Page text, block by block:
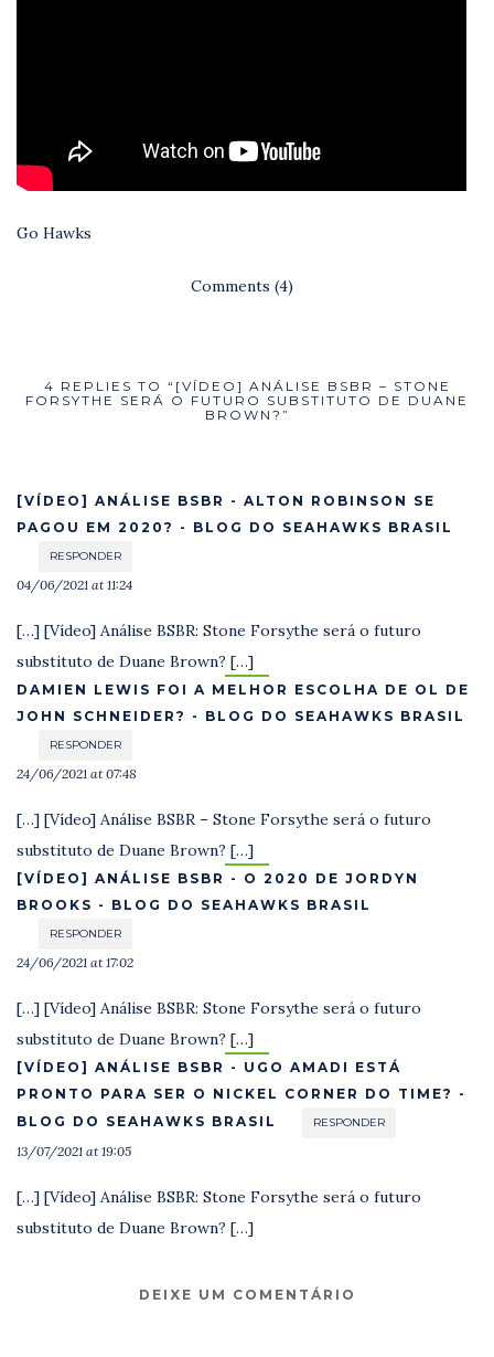
Go Hawks
Comments (4)
4 REPLIES TO “[VÍDEO] ANÁLISE BSBR – STONE
FORSYTHE SERÁ O FUTURO SUBSTITUTO DE DUANE
BROWN?”
[VÍDEO] ANÁLISE BSBR - ALTON ROBINSON SE
PAGOU EM 2020? - BLOG DO SEAHAWKS BRASIL
RESPONDER
04/06/2021 at 11:24
[…] [Vídeo] Análise BSBR: Stone Forsythe será o futuro
substituto de Duane Brown? […]
DAMIEN LEWIS FOI A MELHOR ESCOLHA DE OL DE
JOHN SCHNEIDER? - BLOG DO SEAHAWKS BRASIL
RESPONDER
24/06/2021 at 07:48
[…] [Vídeo] Análise BSBR – Stone Forsythe será o futuro
substituto de Duane Brown? […]
[VÍDEO] ANÁLISE BSBR - O 2020 DE JORDYN
BROOKS - BLOG DO SEAHAWKS BRASIL
RESPONDER
24/06/2021 at 17:02
[…] [Vídeo] Análise BSBR: Stone Forsythe será o futuro
substituto de Duane Brown? […]
[VÍDEO] ANÁLISE BSBR - UGO AMADI ESTÁ
PRONTO PARA SER O NICKEL CORNER DO TIME? -
BLOG DO SEAHAWKS BRASIL
RESPONDER
13/07/2021 at 19:05
[…] [Vídeo] Análise BSBR: Stone Forsythe será o futuro
substituto de Duane Brown? […]
DEIXE UM COMENTÁRIO